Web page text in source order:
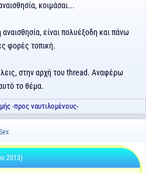
κοιμάσαι...
είναι πολυέξοδη και πάνω
φορές τοπική.
στην αρχή του thread. Αναφέρω
το θέμα.
-προς ναυτιλομένους-
2013)